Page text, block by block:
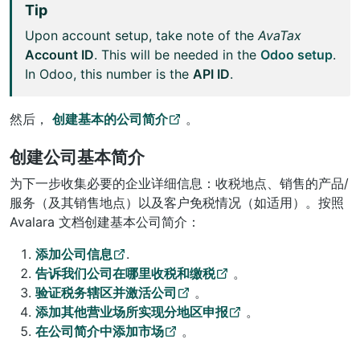
Tip
Upon account setup, take note of the AvaTax
Account ID. This will be needed in the Odoo setup.
In Odoo, this number is the API ID.
然后， 创建基本的公司简介 。
创建公司基本简介
为下一步收集必要的企业详细信息：收税地点、销售的产品/
服务（及其销售地点）以及客户免税情况（如适用）。按照
Avalara 文档创建基本公司简介：
添加公司信息
.
告诉我们公司在哪里收税和缴税
。
验证税务辖区并激活公司
。
添加其他营业场所实现分地区申报
。
在公司简介中添加市场
。